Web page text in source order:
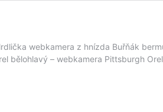
webkamera z hnízda Buřňák
bělohlavý – webkamera Pittsburgh